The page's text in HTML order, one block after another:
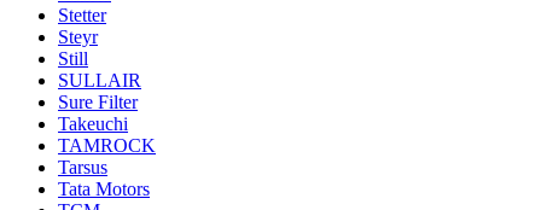
Stetter
Steyr
Still
SULLAIR
Sure Filter
Takeuchi
TAMROCK
Tarsus
Tata Motors